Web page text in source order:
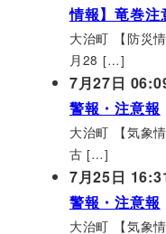
情報】竜巻注
大治町 【防災
月28 […]
7月27日
警報・注意報
大治町 【気象
古 […]
7月25日
警報・注意報
大治町 【気象